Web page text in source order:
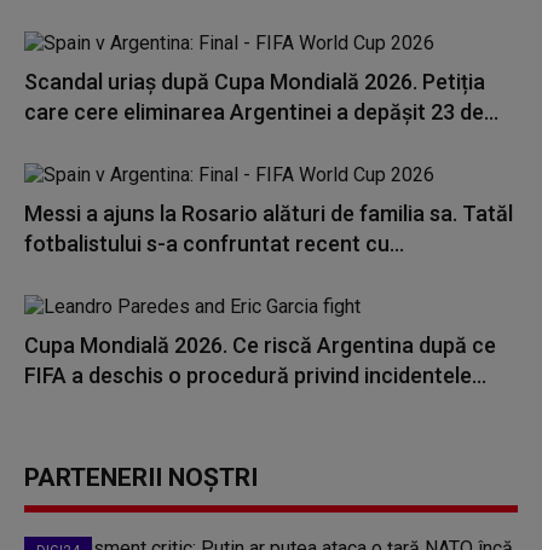
Scandal uriaș după Cupa Mondială 2026. Petiția
care cere eliminarea Argentinei a depășit 23 de...
Messi a ajuns la Rosario alături de familia sa. Tatăl
fotbalistului s-a confruntat recent cu...
Cupa Mondială 2026. Ce riscă Argentina după ce
FIFA a deschis o procedură privind incidentele...
PARTENERII NOȘTRI